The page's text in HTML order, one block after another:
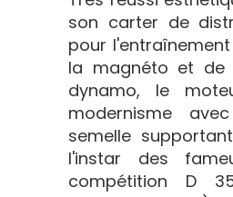
son carter de
pour
la magnéto et de
dynamo, le
modernisme
semelle
l'instar des
compétition D